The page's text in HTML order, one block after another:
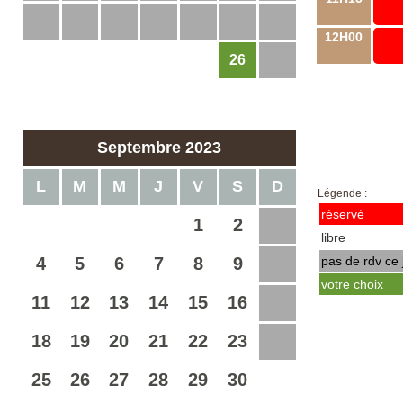
26
Septembre 2023
L M M J V S D
1 2
4 5 6 7 8 9
11 12 13 14 15 16
18 19 20 21 22 23
25 26 27 28 29 30
12H00
Légende :
réservé
libre
pas de rdv ce
votre choix